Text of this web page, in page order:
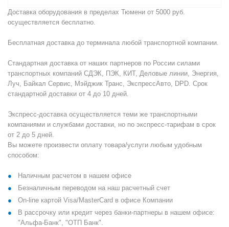
Доставка оборудования в пределах Тюмени от 5000 руб.
осуществляется бесплатно.
Бесплатная доставка до терминала любой транспортной компании.
Стандартная доставка от наших партнеров по России силами
транспортных компаний СДЭК, ПЭК, КИТ, Деловые линии, Энергия,
Луч, Байкал Сервис, Мэйджик Транс, ЭкспрессАвто, DPD. Срок
стандартной доставки от 4 до 10 дней.
Экспресс-доставка осуществляется теми же транспортными
компаниями и службами доставки, но по экспресс-тарифам в срок
от 2 до 5 дней.
Вы можете произвести оплату товара/услуги любым удобным
способом:
Наличным расчетом в нашем офисе
Безналичным переводом на наш расчетный счет
On-line картой Visa/MasterCard в офисе Компании
В рассрочку или кредит через банки-партнеры в нашем офисе:
"Альфа-Банк", "ОТП Банк".